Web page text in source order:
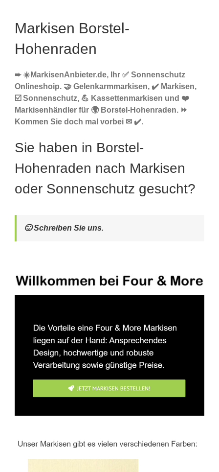
Markisen Borstel-
Hohenraden
➨ ☀️MarkisenAnbieter.de, Ihr ✅ Sonnenschutz
Onlineshoip. 🤝 Gelenkarmmarkisen, ✔️ Markisen,
☑️ Sonnenschutz, 💪 Kassettenmarkisen und ❤️
Markisenhändler für 🌍 Borstel-Hohenraden. ⏩
Kommen Sie doch mal vorbei ✉ ✔️.
Sie haben in Borstel-
Hohenraden nach Markisen
oder Sonnenschutz gesucht?
🙂 Schreiben Sie uns.